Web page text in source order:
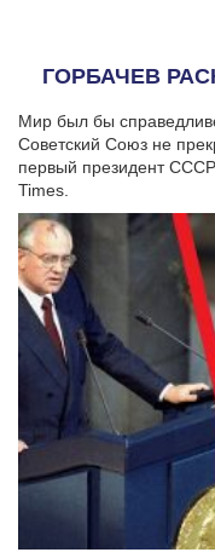
ГОРБАЧЕВ
Мир был бы
Советский Союз не
первый президент
Times.